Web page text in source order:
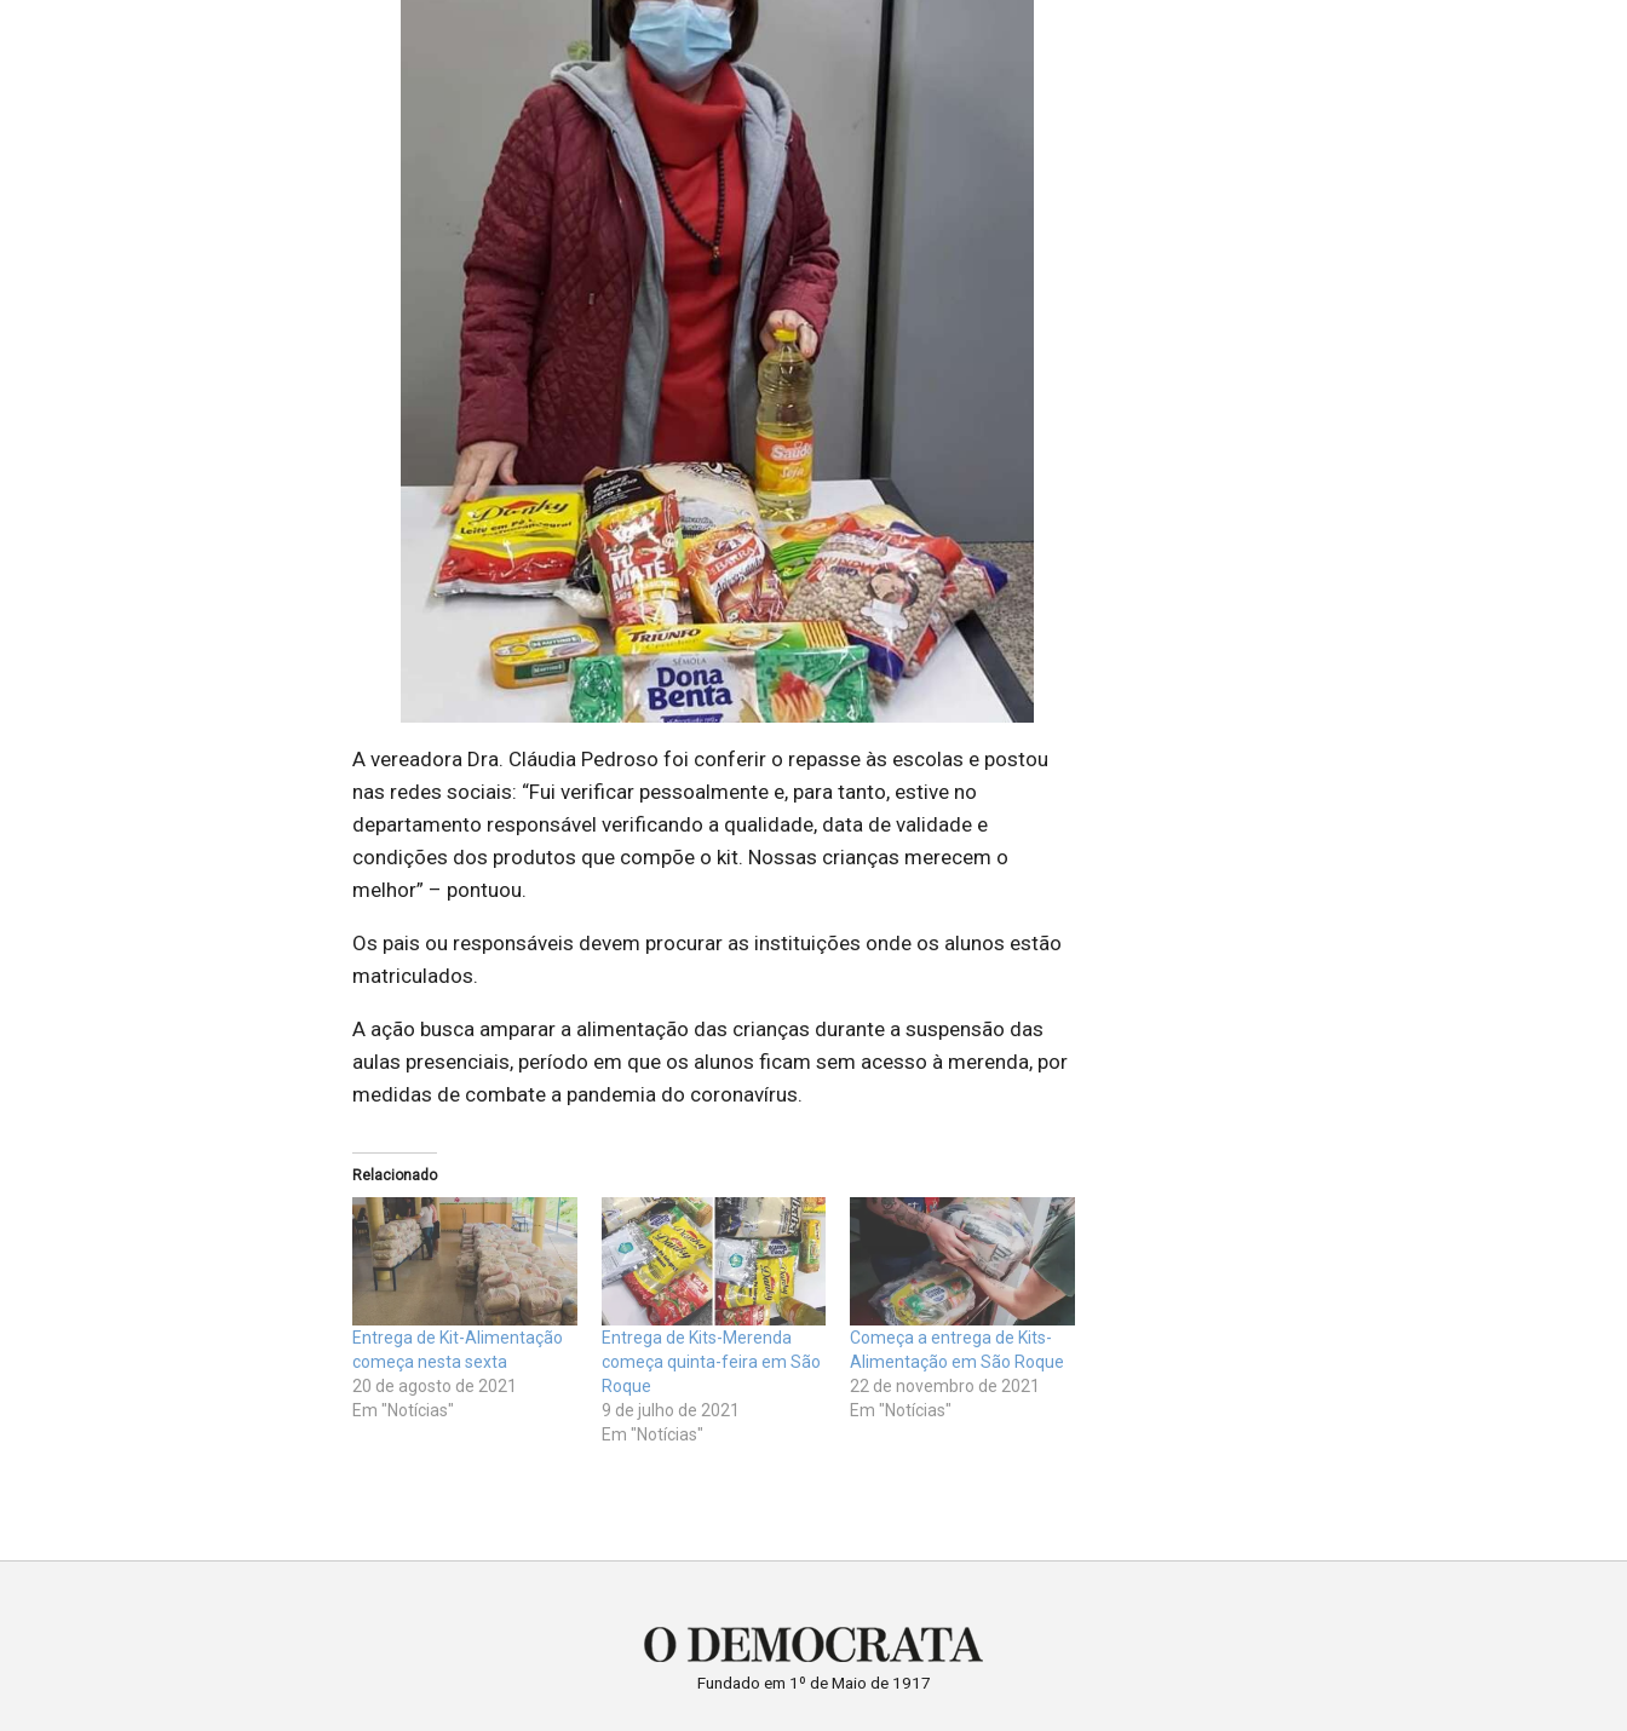
A vereadora Dra. Cláudia Pedroso foi conferir o repasse às escolas e postou
nas redes sociais: “Fui verificar pessoalmente e, para tanto, estive no
departamento responsável verificando a qualidade, data de validade e
condições dos produtos que compõe o kit. Nossas crianças merecem o
melhor” – pontuou.
Os pais ou responsáveis devem procurar as instituições onde os alunos estão
matriculados.
A ação busca amparar a alimentação das crianças durante a suspensão das
aulas presenciais, período em que os alunos ficam sem acesso à merenda, por
medidas de combate a pandemia do coronavírus.
Relacionado
Entrega de Kit-Alimentação
começa nesta sexta
20 de agosto de 2021
Em "Notícias"
Entrega de Kits-Merenda
começa quinta-feira em São
Roque
9 de julho de 2021
Em "Notícias"
Começa a entrega de Kits-
Alimentação em São Roque
22 de novembro de 2021
Em "Notícias"
Fundado em 1º de Maio de 1917